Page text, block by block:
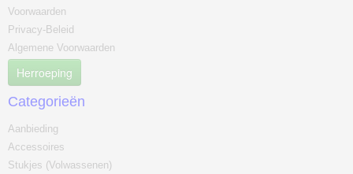
Voorwaarden
Privacy-Beleid
Algemene Voorwaarden
Herroeping
Categorieën
Aanbieding
Accessoires
Stukjes (Volwassenen)